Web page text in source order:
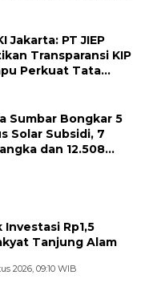
Jakarta: PT JIEP
Transparansi KIP
Perkuat Tata
Sumbar Bongkar 5
Solar Subsidi, 7
dan 12.508
Investasi Rp1,5
Tanjung Alam
2026, 09:10 WIB